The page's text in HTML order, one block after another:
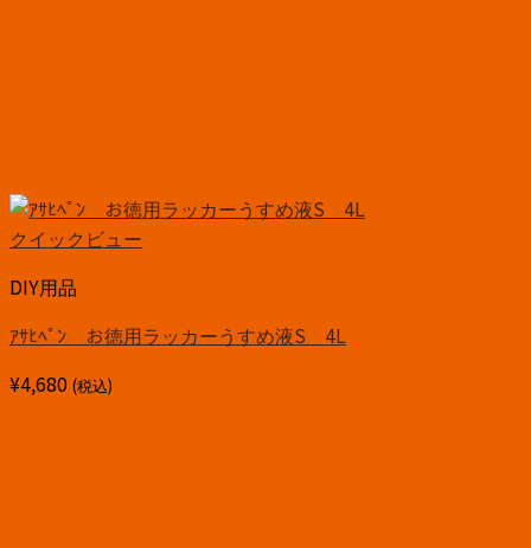
クイックビュー
DIY用品
ｱｻﾋﾍﾟﾝ お徳用ラッカーうすめ液S 4L
¥4,680 (税込)